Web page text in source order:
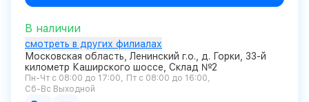
В наличии
смотреть в других филиалах
Московская область, Ленинский г.о., д. Горки, 33-й
километр Каширского шоссе, Склад №2
Пн-Чт с 08:00 до 17:00
Пт с 08:00 до 16:00
Сб-Вс Выходной